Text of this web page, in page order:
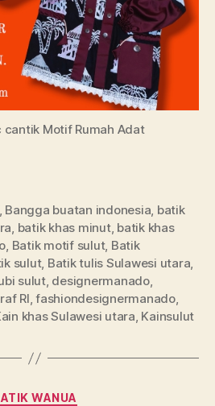
cantik Motif Rumah Adat
Bangga buatan indonesia, batik
, batik khas minut, batik khas
, Batik motif sulut, Batik
sulut, Batik tulis Sulawesi utara,
sulut, designermanado,
RI,fashiondesignermanado,
khas Sulawesi utara, Kainsulut
Categories
WANUA